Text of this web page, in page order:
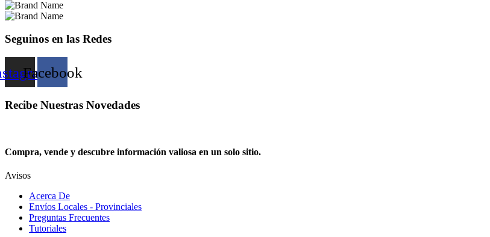
Seguinos en las Redes
Facebook
Recibe Nuestras Novedades
Compra, vende y descubre información valiosa en un solo sitio.
Avisos
Acerca De
Envíos Locales - Provinciales
Preguntas Frecuentes
Tutoriales